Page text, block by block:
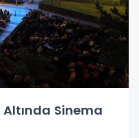
Altında Sinema